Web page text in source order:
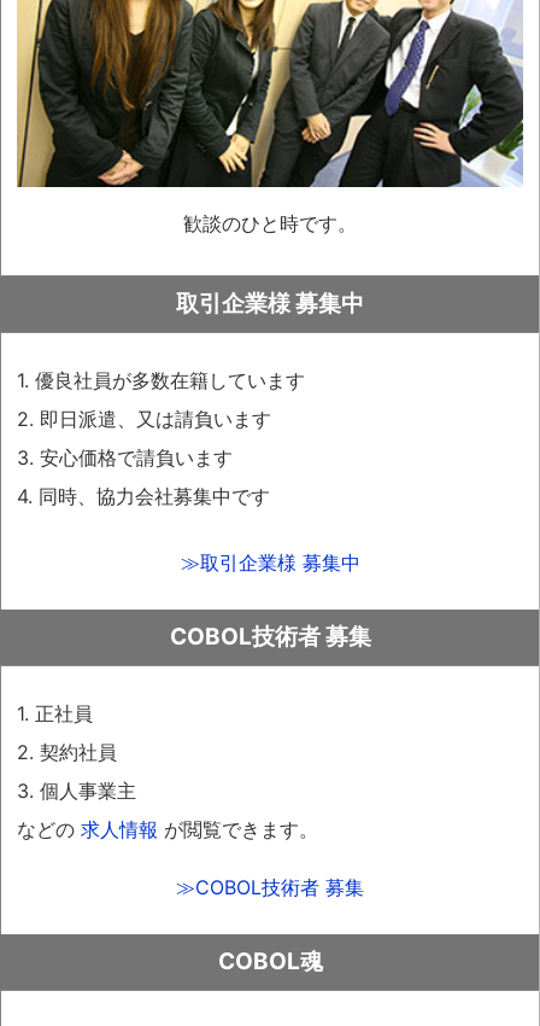
採用制度「読者採用」を開始
令和 1年 5月 9日
2019年新入社員歓迎会
平成30年12月21日
2018年忘年会 in ヒルトン東京
平成30年12月 1日
北川達也 著『祈り方が9割』を出版
平成30年 4月20日
平成30年 2月 1日
労働者派遣事業許可取得 許可番号
派13-309231
平成29年12月 8日
平成29年11月10日
第21000462(05)号
平成29年 8月25日
平成29年 5月26日
2017年新入社員歓迎会
平成28年12月 2日
2016年忘年会 in ヒルトン東京
資本金5,000万円へ増資
平成28年 8月19日
平成28年 5月27日
歓談のひと時です。
取引企業様 募集中
1. 優良社員が多数在籍しています
2. 即日派遣、又は請負います
3. 安心価格で請負います
4. 同時、協力会社募集中です
≫取引企業様 募集中
COBOL技術者 募集
1. 正社員
2. 契約社員
3. 個人事業主
などの 求人情報 が閲覧できます。
≫COBOL技術者 募集
COBOL魂